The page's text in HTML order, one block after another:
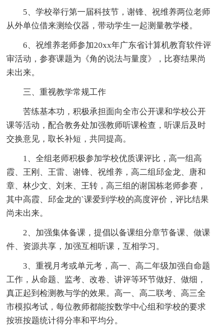
5、学校举行第一届科技节，谢锋、祝维养两位老师
从外单位借来测绘仪器，带动学生一起测量教学楼。
6、祝维养老师参加20xx年广东省计算机教育软件评
审活动，参赛课题为《角的说法与量度》，比赛结果尚
未出来。
三、重视教学常规工作
苦练基本功，积极承担面向全市公开课和学校公开
课等活动，配合教务处加强教师听课检查，听课后及时
交换意见，取长补短，共同提高。
1、全组老师积极参加学校优质课评比，高一组高
霞、王刚、王雷、谢锋、祝维养，高二组邱金龙、唐和
章、林少文、刘来、王转，高三组的谢国栋老师参赛，
其中高霞、邱金龙的`课爱到学校的高度评价，评比结果
尚未出来。
2、加强集体备课，提倡以备课组分章节备课、做课
件、资源共享，加强互相听课，互相学习。
3、重视月考或单元考，高一、高二年级加强自命题
工作，从命题、监考、改卷、讲评等环节做好、做细，
真正起到检测教与学的效果。高一、高二联考、高三全
市模拟考试，每位教师都能按数学中心组和学校的要求
按班按题统计得分率和平均分。